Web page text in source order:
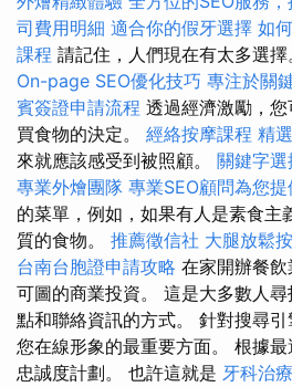
司費用明細 適合你的假牙選擇 如
課程 請記住，人們現在有太多選擇
On-page SEO優化技巧 專注於關
賓簽證申請流程 透過經濟激勵，
買食物的決定。 經絡按摩課程 精
來就應該感受到被照顧。 關鍵字選
專業外燴團隊 專業SEO顧問為您
的菜單，例如，如果有人是素食主
質的食物。 推薦徵信社 大腿放鬆
台南台胞證申請攻略 在家開辦餐
可圖的商業投資。 這是大多數人
點和聯絡資訊的方式。 針對搜尋
您在線形象的最重要方面。 根據
忠誠度計劃。 也許這就是 牙科治